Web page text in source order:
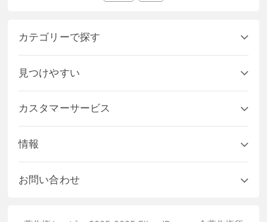
カテゴリーで探す
見つけやすい
カスタマーサービス
情報
お問い合わせ